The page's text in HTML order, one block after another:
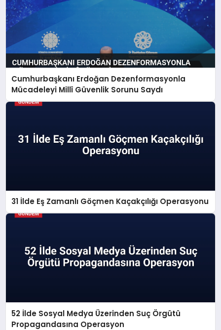
Cumhurbaşkanı Erdoğan Dezenformasyonla
Mücadeleyi Millî Güvenlik Sorunu Saydı
31 İlde Eş Zamanlı Göçmen Kaçakçılığı Operasyonu
52 İlde Sosyal Medya Üzerinden Suç Örgütü
Propagandasına Operasyon